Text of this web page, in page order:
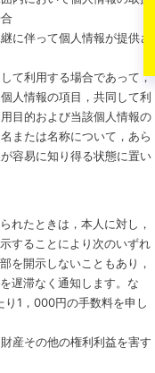
に伴って個人情報が提供さ
て利用する場合であって，
人情報の項目，共同して利
目的および当該個人情報の
または名称について，あら
容易に知り得る状態に置い
れたときは，本人に対し，
することにより次のいずれ
を開示しないこともあり，
遅滞なく通知します。な
り1，000円の手数料を申し
産その他の権利利益を害す